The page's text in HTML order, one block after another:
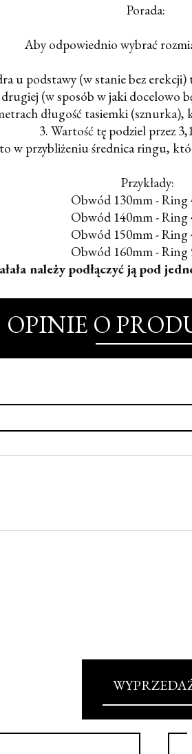
Porada:
Aby odpowiednio wybrać
u podstawy (w stanie bez
drugiej (w sposób w jaki docelowo
długość tasiemki
3. Wartość tę podziel przez
w przybliżeniu średnica ringu,
Przykłady:
Obwód 130mm - Ring
Obwód 140mm - Ring
Obwód 150mm - Ring
Obwód 160mm - Ring
należy podłączyć ją pod
OPINIE O